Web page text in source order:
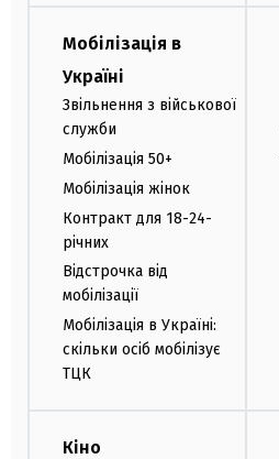
Мобілізація в
Україні
Звільнення з військової
служби
Мобілізація 50+
Мобілізація жінок
Контракт для 18-24-
річних
Відстрочка від
мобілізації
Мобілізація в Україні:
скільки осіб мобілізує
ТЦК
Кіно